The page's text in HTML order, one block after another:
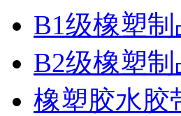
B1级橡塑制
B2级橡塑制
橡塑胶水胶